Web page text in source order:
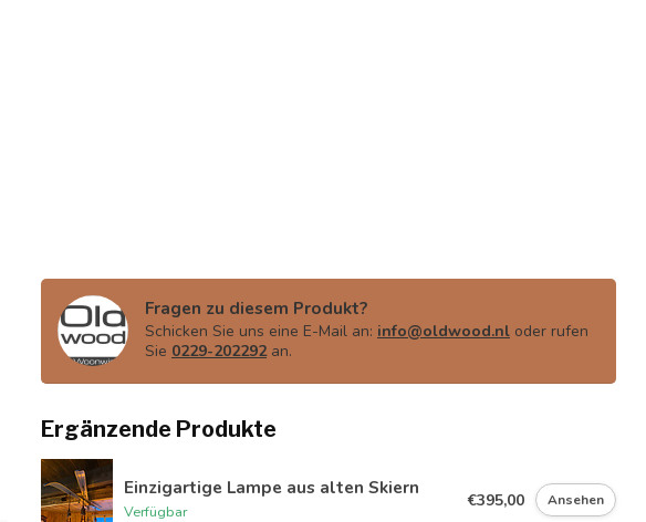
Fragen zu diesem Produkt?
Schicken Sie uns eine E-Mail an: info@oldwood.nl oder rufen
Sie 0229-202292an.
Ergänzende Produkte
Einzigartige Lampe aus alten Skiern
Verfügbar
€395,00 Ansehen